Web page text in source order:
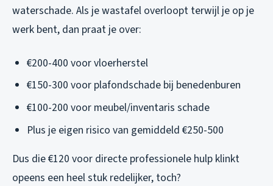
waterschade. Als je wastafel overloopt terwijl je op je
werk bent, dan praat je over:
€200-400 voor vloerherstel
€150-300 voor plafondschade bij benedenburen
€100-200 voor meubel/inventaris schade
Plus je eigen risico van gemiddeld €250-500
Dus die €120 voor directe professionele hulp klinkt
opeens een heel stuk redelijker, toch?